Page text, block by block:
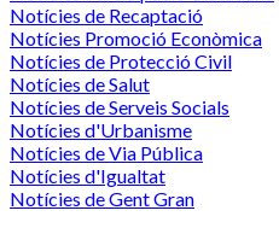
Notícies de Recaptació
Notícies Promoció Econòmica
Notícies de Protecció Civil
Notícies de Salut
Notícies de Serveis Socials
Notícies d'Urbanisme
Notícies de Via Pública
Notícies d'Igualtat
Notícies de Gent Gran